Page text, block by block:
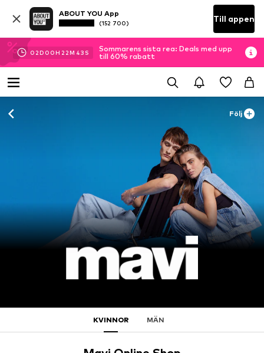
ABOUT YOU App
(152 700) Till appen
02D 00H 22M 42 S
Sommarens sista rea: Deals med upp
till 60% rabatt
Följ
KVINNOR MÄN